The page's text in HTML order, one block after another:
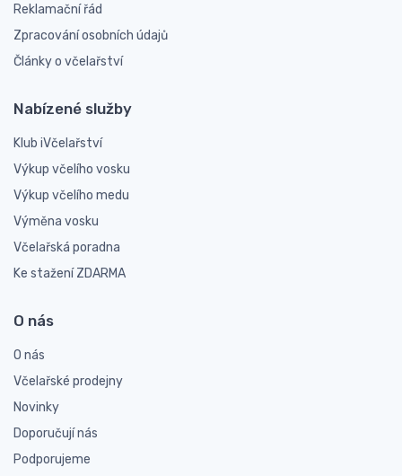
Reklamační řád
Zpracování osobních údajů
Články o včelařství
Nabízené služby
Klub iVčelařství
Výkup včelího vosku
Výkup včelího medu
Výměna vosku
Včelařská poradna
Ke stažení ZDARMA
O nás
O nás
Včelařské prodejny
Novinky
Doporučují nás
Podporujeme